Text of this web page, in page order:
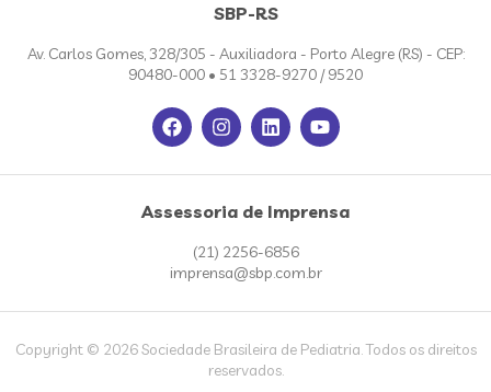
SBP-RS
Av. Carlos Gomes, 328/305 - Auxiliadora - Porto Alegre (RS) - CEP:
90480-000 • 51 3328-9270 / 9520
Assessoria de Imprensa
(21) 2256-6856
imprensa@sbp.com.br
Copyright © 2026 Sociedade Brasileira de Pediatria. Todos os direitos
reservados.